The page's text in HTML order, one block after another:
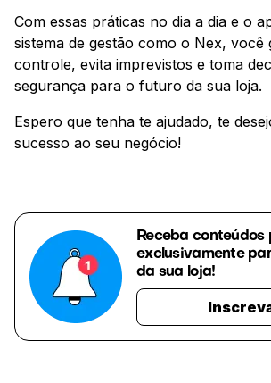
Com essas práticas no dia a dia e o
sistema de gestão como o Nex, você
controle, evita imprevistos e toma
segurança para o futuro da sua loja.
Espero que tenha te ajudado, te
sucesso ao seu negócio!
Receba conteúdos
exclusivamente
da sua loja!